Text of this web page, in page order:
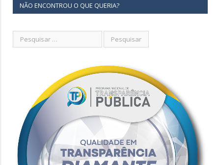
NÃO ENCONTROU O QUE QUERIA?